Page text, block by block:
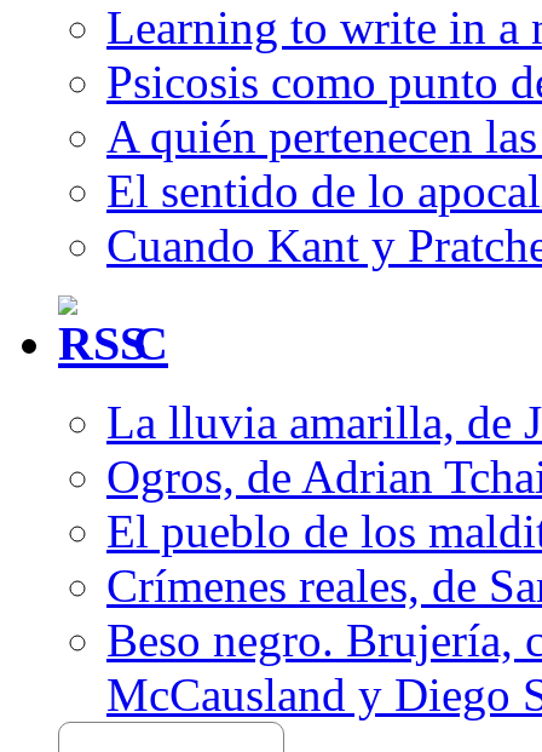
Learning to write in a
Psicosis como punto
A quién pertenecen
El sentido de lo
Cuando Kant y
C
La lluvia amarilla, de
Ogros, de Adrian
El pueblo de los
Crímenes reales, de
Beso negro. Brujería,
McCausland y Diego